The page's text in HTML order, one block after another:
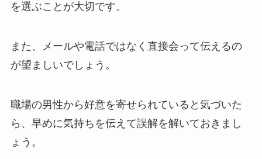
を選ぶことが大切です。
また、メールや電話ではなく直接会って伝えるの
が望ましいでしょう。
職場の男性から好意を寄せられていると気づいた
ら、早めに気持ちを伝えて誤解を解いておきまし
ょう。